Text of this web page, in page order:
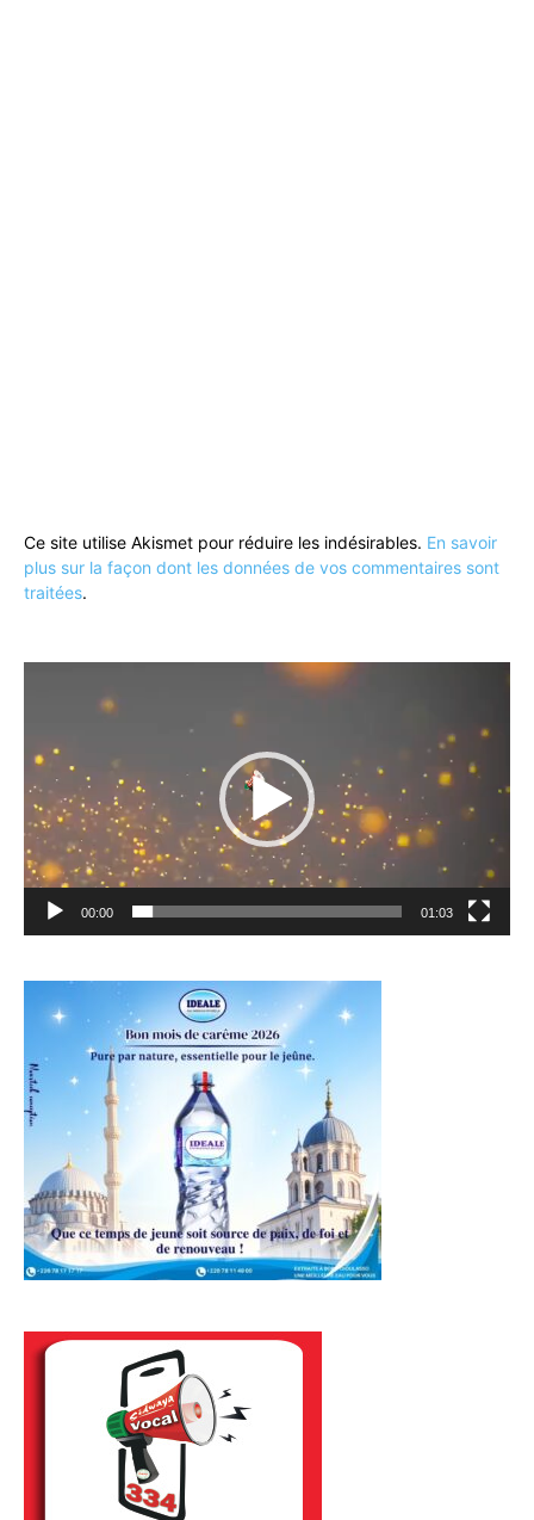
Ce site utilise Akismet pour réduire les indésirables. En savoir
plus sur la façon dont les données de vos commentaires sont
traitées.
00:00 01:03